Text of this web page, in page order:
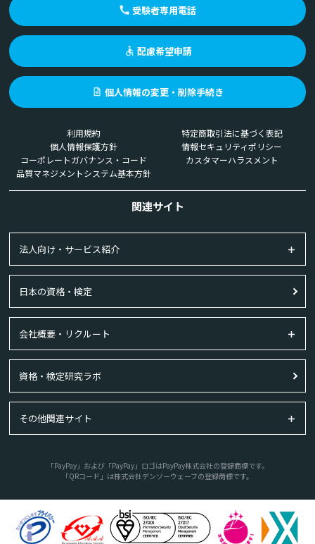
受験者専用電話
配慮希望申請
個人情報の変更・削除手続き
利用規約
特定商取引法に基づく表記
個人情報保護方針
情報セキュリティポリシー
コーポレートガバナンス・コード
カスタマーハラスメント
品質マネジメントシステム基本方針
関連サイト
法人向け・サービス紹介
日本の資格・検定
会社概要・リクルート
資格・検定研究ラボ
その他関連サイト
「PayPay」および「PayPay」ロゴはPayPay株式会社の登録商標です。
「QRコード」は株式会社デンソーウェーブの登録商標です。